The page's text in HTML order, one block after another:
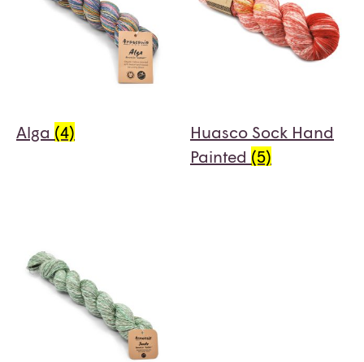
Alga (4)
Huasco Sock Hand
Painted (5)